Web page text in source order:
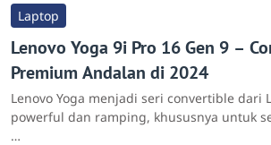
Laptop
Lenovo Yoga 9i Pro 16 Gen 9 –
Premium Andalan di 2024
Lenovo Yoga menjadi seri convertible dari
powerful dan ramping, khususnya untuk
…